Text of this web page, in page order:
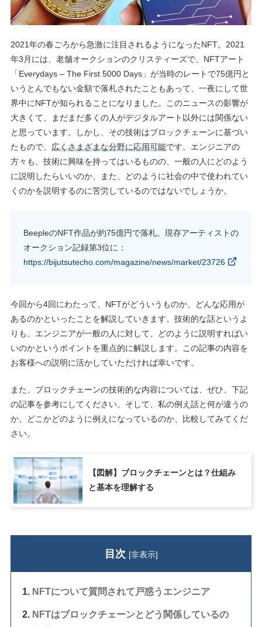
2021年の春ごろから急激に注目されるようになったNFT。2021
年3月には、老舗オークションのクリスティーズで、NFTアート
「Everydays – The First 5000 Days」が当時のレートで75億円と
いうとんでもない金額で落札されたこともあって、一夜にして世
界中にNFTが知られることになりました。このニュースの影響が
大きくて、まだまだ多くの人がデジタルアート以外には関係ない
と思っています。しかし、その技術はブロックチェーンに基づい
たもので、 広くさまざまな分野に応用可能です。エンジニアの
方々も、技術に興味を持ってはいるものの、一般の人にどのよう
に説明したらいいのか、また、どのように社会の中で使われてい
くのかを説明するのに苦労しているのではないでしょうか。
BeepleのNFT作品が約75億円で落札。現存アーティストの
オークション記録第3位に：
https://bijutsutecho.com/magazine/news/market/23726
今回から4回にわたって、NFTがどういうものか、どんな応用が
あるのかといったことを解説していきます。技術的な話というよ
りも、エンジニアが一般の人に対して、どのように説明すればい
いのかというポイントを重点的に解説します。この記事の内容を
お客様への説明に活かしていただければ幸いです。
また、ブロックチェーンの技術的な内容については、ぜひ、下記
の記事を参考にしてください。そして、私の例え話と何が違うの
か、どこかどのように例えになっているのか、比較してみてくだ
さい。
【図解】ブロックチェーンとは？仕組み
と基本を理解する
目次 [非表示]
NFTについて質問されて戸惑うエンジニア
NFTはブロックチェーンとどう関係しているの